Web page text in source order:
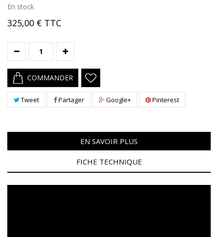
En stock
325,00 € TTC
COMMANDER
Tweet Partager Google+ Pinterest
EN SAVOIR PLUS
FICHE TECHNIQUE